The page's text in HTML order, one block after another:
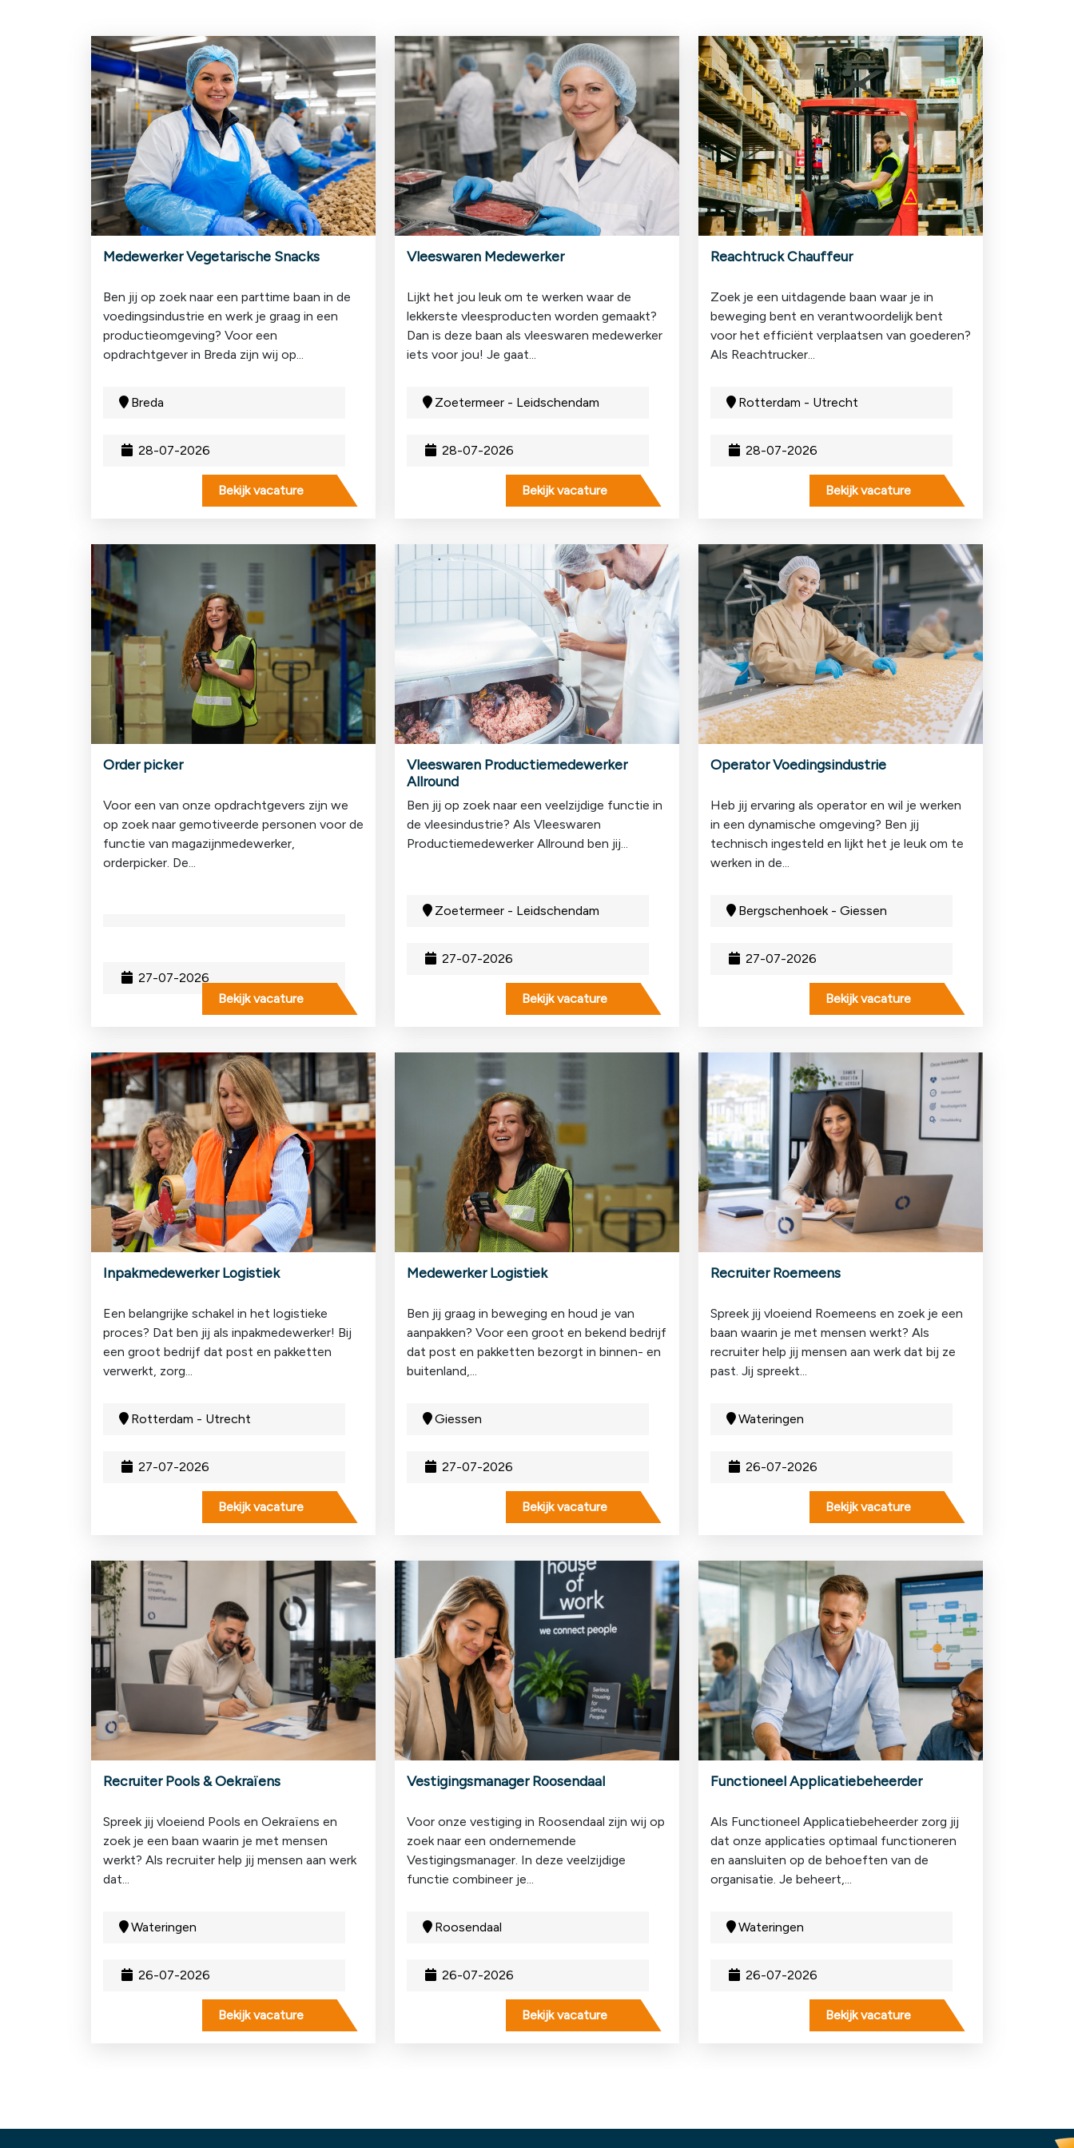
Medewerker Vegetarische Snacks
28-07-2026
Breda
Ben jij op zoek naar een parttime baan in de
voedingsindustrie en werk je graag in een
productieomgeving? Voor een
opdrachtgever in Breda zijn wij op...
Bekijk vacature
Vleeswaren Medewerker
28-07-2026
Zoetermeer - Leidschendam
Lijkt het jou leuk om te werken waar de
lekkerste vleesproducten worden gemaakt?
Dan is deze baan als vleeswaren medewerker
iets voor jou! Je gaat...
Bekijk vacature
Reachtruck Chauffeur
28-07-2026
Rotterdam - Utrecht
Zoek je een uitdagende baan waar je in
beweging bent en verantwoordelijk bent
voor het efficiënt verplaatsen van goederen?
Als Reachtrucker...
Bekijk vacature
Order picker
27-07-2026
Voor een van onze opdrachtgevers zijn we
op zoek naar gemotiveerde personen voor de
functie van magazijnmedewerker,
orderpicker. De...
Bekijk vacature
Vleeswaren Productiemedewerker
Allround
27-07-2026
Zoetermeer - Leidschendam
Ben jij op zoek naar een veelzijdige functie in
de vleesindustrie? Als Vleeswaren
Productiemedewerker Allround ben jij...
Bekijk vacature
Operator Voedingsindustrie
27-07-2026
Bergschenhoek - Giessen
Heb jij ervaring als operator en wil je werken
in een dynamische omgeving? Ben jij
technisch ingesteld en lijkt het je leuk om te
werken in de...
Bekijk vacature
Inpakmedewerker Logistiek
27-07-2026
Rotterdam - Utrecht
Een belangrijke schakel in het logistieke
proces? Dat ben jij als inpakmedewerker! Bij
een groot bedrijf dat post en pakketten
verwerkt, zorg...
Bekijk vacature
Medewerker Logistiek
27-07-2026
Giessen
Ben jij graag in beweging en houd je van
aanpakken? Voor een groot en bekend bedrijf
dat post en pakketten bezorgt in binnen- en
buitenland,...
Bekijk vacature
Recruiter Roemeens
26-07-2026
Wateringen
Spreek jij vloeiend Roemeens en zoek je een
baan waarin je met mensen werkt? Als
recruiter help jij mensen aan werk dat bij ze
past. Jij spreekt...
Bekijk vacature
Recruiter Pools & Oekraïens
26-07-2026
Wateringen
Spreek jij vloeiend Pools en Oekraïens en
zoek je een baan waarin je met mensen
werkt? Als recruiter help jij mensen aan werk
dat...
Bekijk vacature
Vestigingsmanager Roosendaal
26-07-2026
Roosendaal
Voor onze vestiging in Roosendaal zijn wij op
zoek naar een ondernemende
Vestigingsmanager. In deze veelzijdige
functie combineer je...
Bekijk vacature
Functioneel Applicatiebeheerder
26-07-2026
Wateringen
Als Functioneel Applicatiebeheerder zorg jij
dat onze applicaties optimaal functioneren
en aansluiten op de behoeften van de
organisatie. Je beheert,...
Bekijk vacature